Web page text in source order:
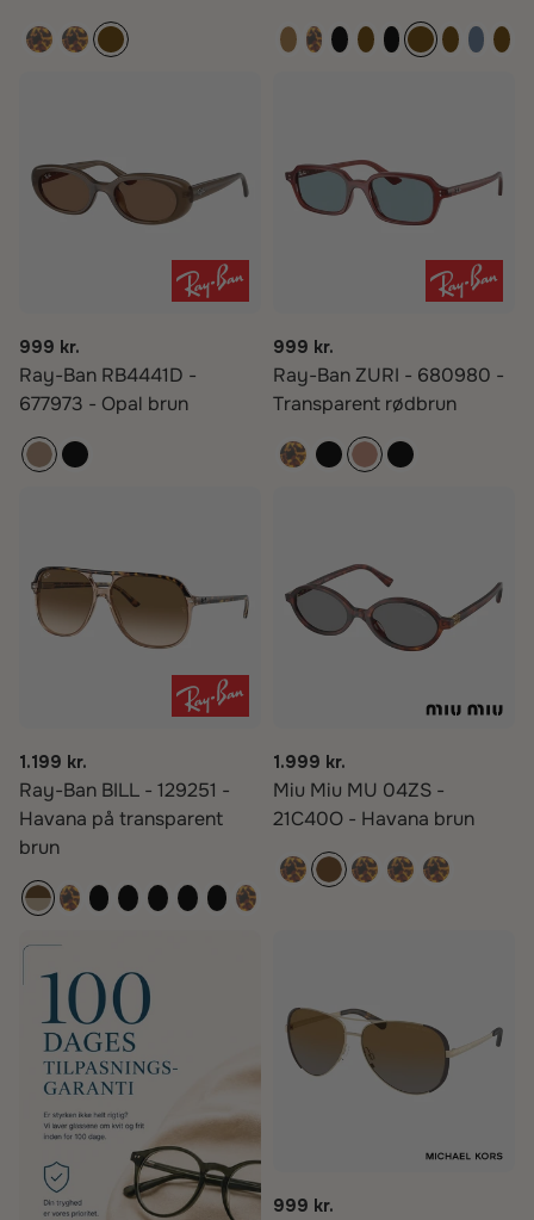
999 kr.
Ray-Ban RB4441D -
677973 - Opal brun
999 kr.
Ray-Ban ZURI - 680980 -
Transparent rødbrun
1.199 kr.
Ray-Ban BILL - 129251 -
Havana på transparent
brun
1.999 kr.
Miu Miu MU 04ZS -
21C40O - Havana brun
999 kr.